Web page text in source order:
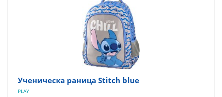
Ученическа раница Stitch blue
PLAY